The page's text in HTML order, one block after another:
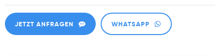
JETZT ANFRAGEN WHATSAPP